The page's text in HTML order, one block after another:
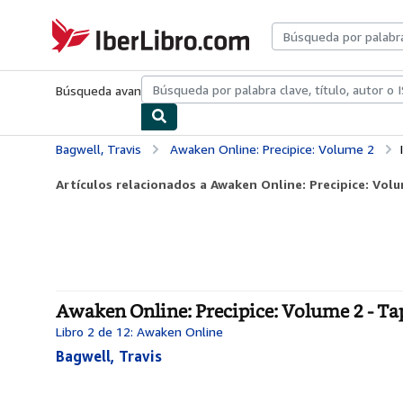
IberLibro.com
Búsqueda avanzadaColecciones Libros antiguosArte y
Bagwell, Travis Awaken Online: Precipice: Volume 2
Artículos relacionados a Awaken Online: Precipice:
Awaken Online: Precipice: Volume 2 -
Libro 2 de 12: Awaken Online
Bagwell, Travis